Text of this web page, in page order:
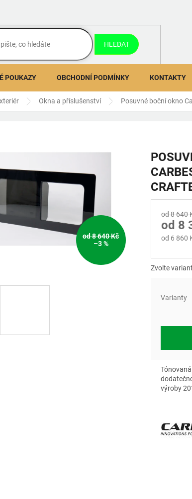
HLEDAT
POUKAZY OBCHODNÍ PODMÍNKY KONTAKTY
Okna a příslušenství Posuvné boční okno
od 8 640 Kč
–3 %
od 8 640
od 8
od 6 860
Zvolte
Varianty
výroby